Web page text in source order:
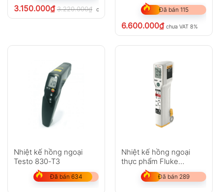
3.150.000₫ 3.220.000₫ chưa VAT 8% Đã bán 115
6.600.000₫ chưa VAT 8%
Nhiệt kế hồng ngoại
Testo 830-T3
Đã bán 634
Nhiệt kế hồng ngoại
thực phẩm Fluke
FoodPro Plus
Đã bán 289